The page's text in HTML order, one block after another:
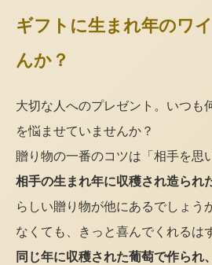
ギフトに生まれ年のワ
んか？
大切な人へのプレゼント。いつも
を悩ませていませんか？
贈り物の一番のコツは「相手を思
相手の生まれ年に収穫され造られ
らしい贈り物が他にあるでしょう
なくても、きっと喜んでくれるは
同じ年に収穫された葡萄で作られ